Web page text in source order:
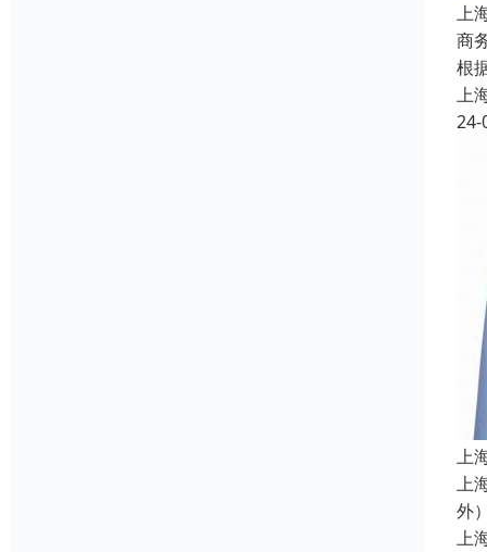
上
商
根
上
24-
上
上
外
上